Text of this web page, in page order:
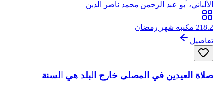
الألباني، أبو عبد الرحمن محمد ناصر الدين
218.2 مكتبة شهر رمضان
تفاصيل
صلاة العيدين في المصلى خارج البلد هي السنة